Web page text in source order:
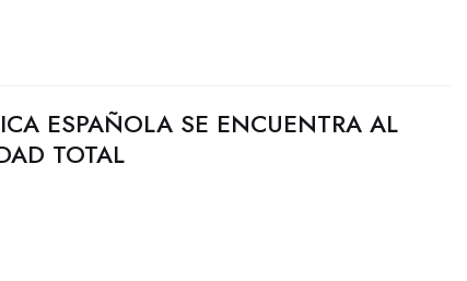
ESPAÑOLA SE ENCUENTRA AL
TOTAL